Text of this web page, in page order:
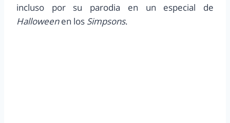
incluso por su parodia en un especial de
Halloweenen los Simpsons.